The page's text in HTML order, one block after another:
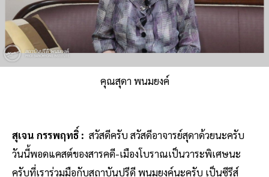
คุณสุดา พนมยงค์
สุเจน กรรพฤทธิ์ : สวัสดีครับ สวัสดีอาจารย์สุดาด้วยนะครับ
วันนี้พอดแคสต์ของสารคดี-เมืองโบราณเป็นวาระพิเศษนะ
ครับที่เราร่วมมือกับสถาบันปรีดี พนมยงค์นะครับ เป็นซีรีส์